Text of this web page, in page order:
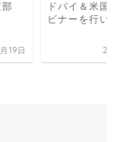
ドバイ＆米国特集の
ビナーを行いました
2020年3